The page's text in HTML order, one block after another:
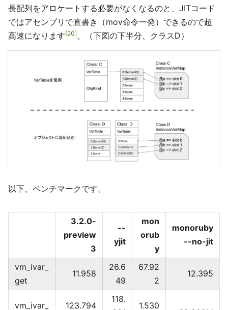
長配列をアロケートする必要がなくなるのと、JITコード
ではアセンブリで直書き（mov命令一発）できるので超
高速になります 20 。（下図の下半分、クラスD）
以下、ベンチマークです。
3.2.0-
preview
3
--
yjit
mon
orub
y
monoruby
--no-jit
vm_ivar_
get
11.958
26.6
49
67.92
2
12.395
vm_ivar_
123.794
118.
1.530